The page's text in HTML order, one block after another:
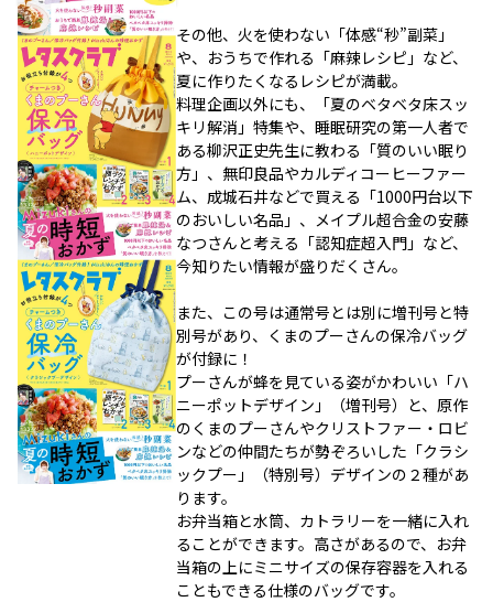
その他、火を使わない「体感“秒”副菜」
や、おうちで作れる「麻辣レシピ」など、
夏に作りたくなるレシピが満載。
料理企画以外にも、「夏のベタベタ床スッ
キリ解消」特集や、睡眠研究の第一人者で
ある柳沢正史先生に教わる「質のいい眠り
方」、無印良品やカルディコーヒーファー
ム、成城石井などで買える「1000円台以下
のおいしい名品」、メイプル超合金の安藤
なつさんと考える「認知症超入門」など、
今知りたい情報が盛りだくさん。
また、この号は通常号とは別に増刊号と特
別号があり、くまのプーさんの保冷バッグ
が付録に！
プーさんが蜂を見ている姿がかわいい「ハ
ニーポットデザイン」（増刊号）と、原作
のくまのプーさんやクリストファー・ロビ
ンなどの仲間たちが勢ぞろいした「クラシ
ックプー」（特別号）デザインの２種があ
ります。
お弁当箱と水筒、カトラリーを一緒に入れ
ることができます。高さがあるので、お弁
当箱の上にミニサイズの保存容器を入れる
こともできる仕様のバッグです。